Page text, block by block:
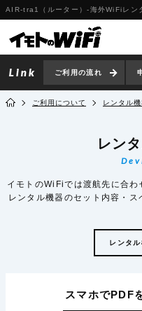
AIR-tra1（ルーター）-海外WiFiレン
ご利用の流れ
ご利用について レンタル
レン
イモトのWiFiでは渡航先に合わ
レンタル機器のセット内容・
レンタ
スマホでPDF